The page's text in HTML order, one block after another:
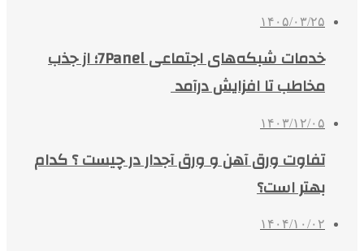
۱۴۰۵/۰۳/۲۵
خدمات شبکه‌های اجتماعی 7Panel؛ از جذب
مخاطب تا افزایش درآمد
۱۴۰۳/۱۲/۰۵
تفاوت ورق آهن و ورق آجدار در چیست ؟ کدام
بهتر است؟
۱۴۰۴/۱۰/۰۲